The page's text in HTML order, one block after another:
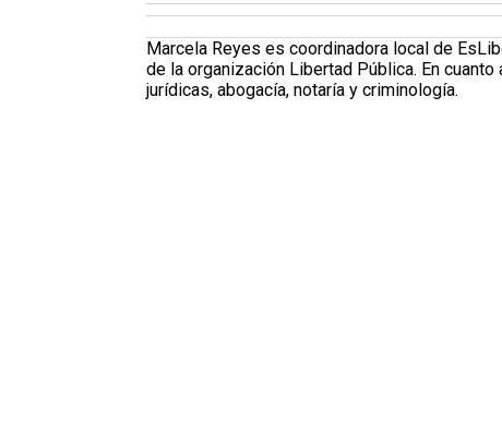
Marcela Reyes es coordinadora local de
de la organización Libertad Pública. En
jurídicas, abogacía, notaría y criminología.